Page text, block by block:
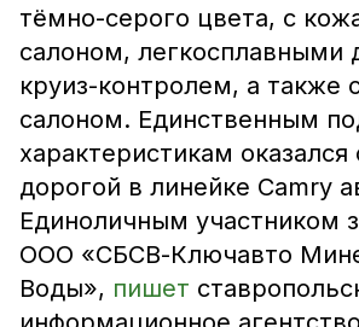
тёмно-серого цвета, с
салоном, легкосплавными
круиз-контролем, а также
салоном. Единственным
характеристикам
дорогой в линейке Camry
Единоличным участником
ООО «СБСВ-Ключавто
Воды», пишет